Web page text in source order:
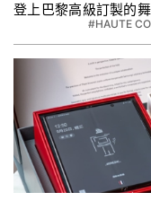
登上巴黎高級訂製的
#HAUTE